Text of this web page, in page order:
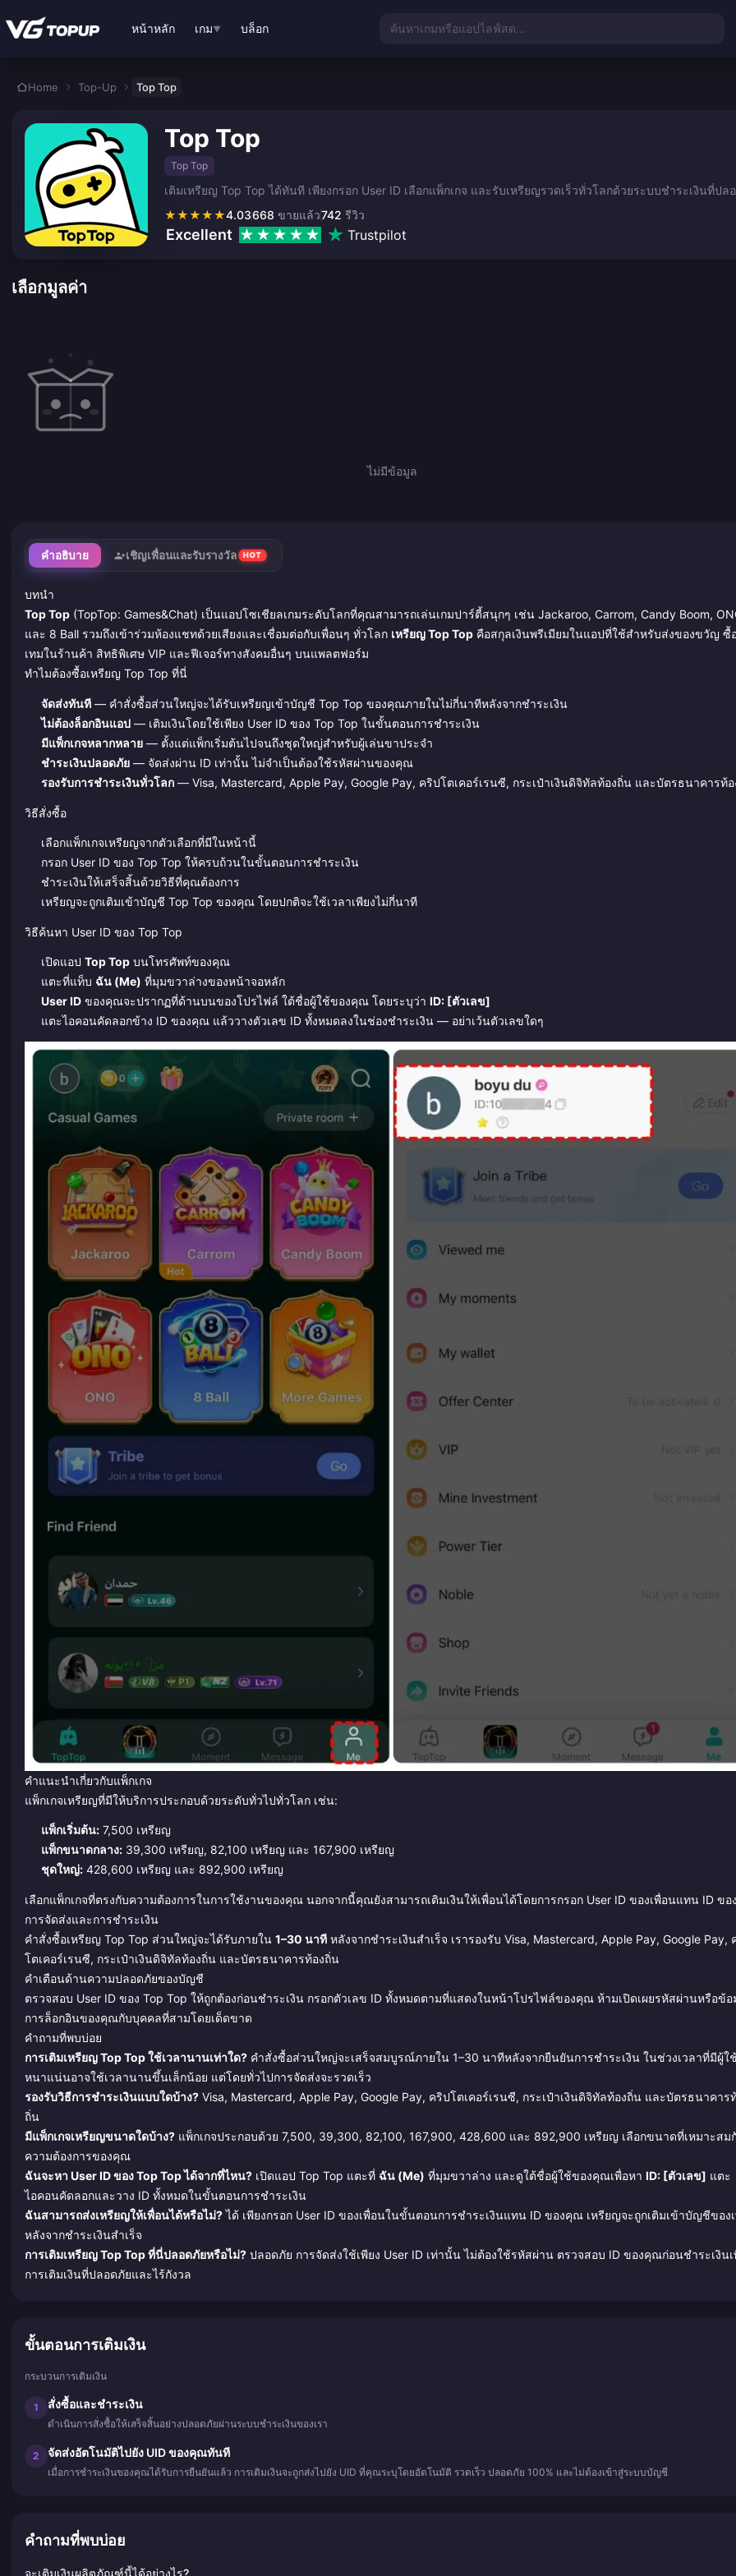
หน้าหลัก เกม▼ บล็อก ค้นหาเกมหรือแอปไลฟ์สด...
Home Top-Up Top Top
Top Top
Top Top
เติมเหรียญ Top Top ได้ทันที เพียงกรอก User ID เลือกแพ็กเกจ และรับเหรียญรวดเร็วทั่วโลกด้วยระบบชำระเงินที่ปล
★★★★★4.03 742 รีวิว
668 ขายแล้ว
Excellent Trustpilot
เลือกมูลค่า
ไม่มีข้อมูล
คำอธิบาย เชิญเพื่อนและรับรางวัล HOT
บทนำ
Top Top (TopTop: Games&Chat) เป็นแอปโซเชียลเกมระดับโลกที่คุณสามารถเล่นเกมปาร์ตี้สนุกๆ เช่น Jackaroo, Carrom, Candy Boom,
และ 8 Ball รวมถึงเข้าร่วมห้องแชทด้วยเสียงและเชื่อมต่อกับเพื่อนๆ ทั่วโลก เหรียญ Top Top คือสกุลเงินพรีเมียมในแอปที่ใช้สำหรับส่งของขวัญ ซื้
เทมในร้านค้า สิทธิพิเศษ VIP และฟีเจอร์ทางสังคมอื่นๆ บนแพลตฟอร์ม
ทำไมต้องซื้อเหรียญ Top Top ที่นี่
จัดส่งทันที— คำสั่งซื้อส่วนใหญ่จะได้รับเหรียญเข้าบัญชี Top Top ของคุณภายในไม่กี่นาทีหลังจากชำระเงิน
ไม่ต้องล็อกอินแอป— เติมเงินโดยใช้เพียง User ID ของ Top Top ในขั้นตอนการชำระเงิน
มีแพ็กเกจหลากหลาย— ตั้งแต่แพ็กเริ่มต้นไปจนถึงชุดใหญ่สำหรับผู้เล่นขาประจำ
ชำระเงินปลอดภัย— จัดส่งผ่าน ID เท่านั้น ไม่จำเป็นต้องใช้รหัสผ่านของคุณ
รองรับการชำระเงินทั่วโลก— Visa, Mastercard, Apple Pay, Google Pay, คริปโตเคอร์เรนซี, กระเป๋าเงินดิจิทัลท้องถิ่น และบัตรธนาคารท้
วิธีสั่งซื้อ
เลือกแพ็กเกจเหรียญจากตัวเลือกที่มีในหน้านี้
กรอก User ID ของ Top Top ให้ครบถ้วนในขั้นตอนการชำระเงิน
ชำระเงินให้เสร็จสิ้นด้วยวิธีที่คุณต้องการ
เหรียญจะถูกเติมเข้าบัญชี Top Top ของคุณ โดยปกติจะใช้เวลาเพียงไม่กี่นาที
วิธีค้นหา User ID ของ Top Top
เปิดแอป Top Topบนโทรศัพท์ของคุณ
แตะที่แท็บ ฉัน (Me) ที่มุมขวาล่างของหน้าจอหลัก
User IDของคุณจะปรากฏที่ด้านบนของโปรไฟล์ ใต้ชื่อผู้ใช้ของคุณ โดยระบุว่า ID: [ตัวเลข]
แตะไอคอนคัดลอกข้าง ID ของคุณ แล้ววางตัวเลข ID ทั้งหมดลงในช่องชำระเงิน — อย่าเว้นตัวเลขใดๆ
คำแนะนำเกี่ยวกับแพ็กเกจ
แพ็กเกจเหรียญที่มีให้บริการประกอบด้วยระดับทั่วไปทั่วโลก เช่น:
แพ็กเริ่มต้น:7,500 เหรียญ
แพ็กขนาดกลาง:39,300 เหรียญ, 82,100 เหรียญ และ 167,900 เหรียญ
ชุดใหญ่:428,600 เหรียญ และ 892,900 เหรียญ
เลือกแพ็กเกจที่ตรงกับความต้องการในการใช้งานของคุณ นอกจากนี้คุณยังสามารถเติมเงินให้เพื่อนได้โดยการกรอก User ID ของเพื่อนแทน ID ข
การจัดส่งและการชำระเงิน
คำสั่งซื้อเหรียญ Top Top ส่วนใหญ่จะได้รับภายใน 1–30 นาที หลังจากชำระเงินสำเร็จ เรารองรับ Visa, Mastercard, Apple Pay, Google Pay,
โตเคอร์เรนซี, กระเป๋าเงินดิจิทัลท้องถิ่น และบัตรธนาคารท้องถิ่น
คำเตือนด้านความปลอดภัยของบัญชี
ตรวจสอบ User ID ของ Top Top ให้ถูกต้องก่อนชำระเงิน กรอกตัวเลข ID ทั้งหมดตามที่แสดงในหน้าโปรไฟล์ของคุณ ห้ามเปิดเผยรหัสผ่านหรือข้อ
การล็อกอินของคุณกับบุคคลที่สามโดยเด็ดขาด
คำถามที่พบบ่อย
การเติมเหรียญ Top Top ใช้เวลานานเท่าใด? คำสั่งซื้อส่วนใหญ่จะเสร็จสมบูรณ์ภายใน 1–30 นาทีหลังจากยืนยันการชำระเงิน ในช่วงเวลาที่มีผู้ใ
หนาแน่นอาจใช้เวลานานขึ้นเล็กน้อย แต่โดยทั่วไปการจัดส่งจะรวดเร็ว
รองรับวิธีการชำระเงินแบบใดบ้าง? Visa, Mastercard, Apple Pay, Google Pay, คริปโตเคอร์เรนซี, กระเป๋าเงินดิจิทัลท้องถิ่น และบัตรธนาคาร
ถิ่น
มีแพ็กเกจเหรียญขนาดใดบ้าง? แพ็กเกจประกอบด้วย 7,500, 39,300, 82,100, 167,900, 428,600 และ 892,900 เหรียญ เลือกขนาดที่เหมาะสม
ความต้องการของคุณ
ฉันจะหา User ID ของ Top Top ได้จากที่ไหน? เปิดแอป Top Top แตะที่ ฉัน (Me) ที่มุมขวาล่าง และดูใต้ชื่อผู้ใช้ของคุณเพื่อหา ID: [ตัวเลข] แตะ
ไอคอนคัดลอกและวาง ID ทั้งหมดในขั้นตอนการชำระเงิน
ฉันสามารถส่งเหรียญให้เพื่อนได้หรือไม่?ได้ เพียงกรอก User ID ของเพื่อนในขั้นตอนการชำระเงินแทน ID ของคุณ เหรียญจะถูกเติมเข้าบัญชีของ
หลังจากชำระเงินสำเร็จ
การเติมเหรียญ Top Top ที่นี่ปลอดภัยหรือไม่? ปลอดภัย การจัดส่งใช้เพียง User ID เท่านั้น ไม่ต้องใช้รหัสผ่าน ตรวจสอบ ID ของคุณก่อนชำระเงิน
การเติมเงินที่ปลอดภัยและไร้กังวล
ขั้นตอนการเติมเงิน
กระบวนการเติมเงิน
1 สั่งซื้อและชำระเงิน
ดำเนินการสั่งซื้อให้เสร็จสิ้นอย่างปลอดภัยผ่านระบบชำระเงินของเรา
2 จัดส่งอัตโนมัติไปยัง UID ของคุณทันที
เมื่อการชำระเงินของคุณได้รับการยืนยันแล้ว การเติมเงินจะถูกส่งไปยัง UID ที่คุณระบุโดยอัตโนมัติ รวดเร็ว ปลอดภัย 100% และไม่ต้องเข้าสู่ระบบบัญชี
คำถามที่พบบ่อย
จะเติมเงินผลิตภัณฑ์นี้ได้อย่างไร?